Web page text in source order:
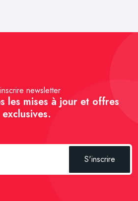
newsletter
les mises à jour et offres
exclusives.
S'inscrire